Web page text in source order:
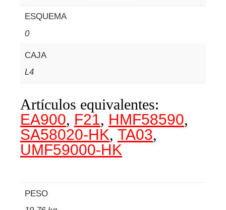
ESQUEMA
0
CAJA
L4
Artículos equivalentes:
EA900, F21, HMF58590,
SA58020-HK, TA03,
UMF59000-HK
PESO